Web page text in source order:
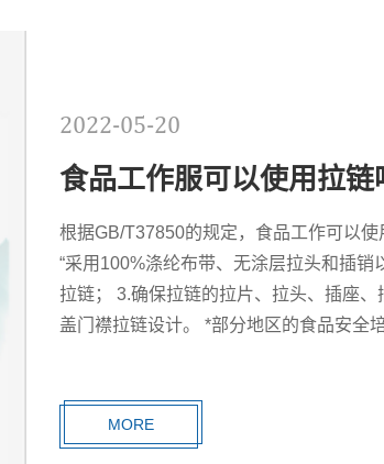
2022-05-20
食品工作服可以使用拉链
根据GB/T37850的规定，食品工作可以
“采用100%涤纶布带、无涂层拉头和插
拉链； 3.确保拉链的拉片、拉头、插座
盖门襟拉链设计。 *部分地区的食品安全
MORE